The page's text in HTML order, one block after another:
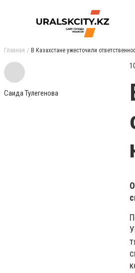
Главная В Казахстане ужесточили
Саида Тулегенова